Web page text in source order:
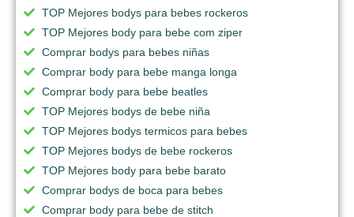
TOP Mejores bodys para bebes rockeros
TOP Mejores body para bebe com ziper
Comprar bodys para bebes niñas
Comprar body para bebe manga longa
Comprar body para bebe beatles
TOP Mejores bodys de bebe niña
TOP Mejores bodys termicos para bebes
TOP Mejores bodys de bebe rockeros
TOP Mejores body para bebe barato
Comprar bodys de boca para bebes
Comprar body para bebe de stitch